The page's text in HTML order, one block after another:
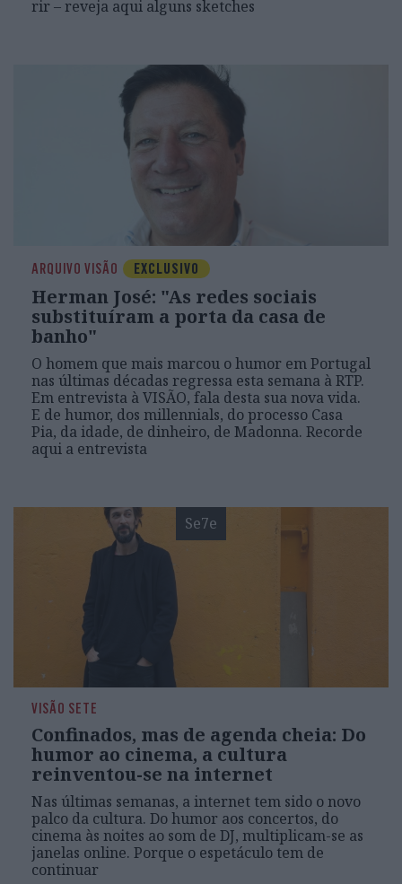
rir – reveja aqui alguns sketches
ARQUIVO VISÃO EXCLUSIVO
Herman José: "As redes sociais
substituíram a porta da casa de
banho"
O homem que mais marcou o humor em Portugal
nas últimas décadas regressa esta semana à RTP.
Em entrevista à VISÃO, fala desta sua nova vida.
E de humor, dos millennials, do processo Casa
Pia, da idade, de dinheiro, de Madonna. Recorde
aqui a entrevista
Se7e
VISÃO SETE
Confinados, mas de agenda cheia: Do
humor ao cinema, a cultura
reinventou-se na internet
Nas últimas semanas, a internet tem sido o novo
palco da cultura. Do humor aos concertos, do
cinema às noites ao som de DJ, multiplicam-se as
janelas online. Porque o espetáculo tem de
continuar